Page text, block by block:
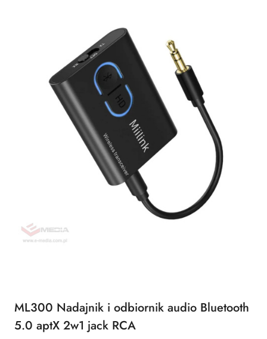
ML300 Nadajnik i odbiornik audio Bluetooth
5.0 aptX 2w1 jack RCA